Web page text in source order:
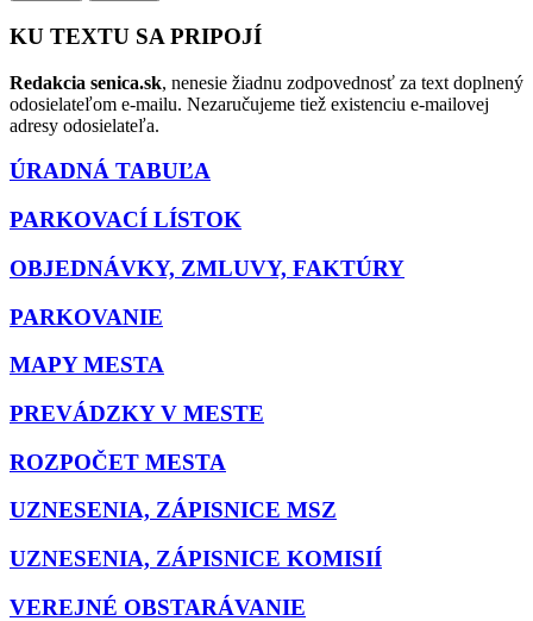
KU TEXTU SA PRIPOJÍ
Redakcia senica.sk, nenesie žiadnu zodpovednosť za text doplnený
odosielateľom e-mailu. Nezaručujeme tiež existenciu e-mailovej
adresy odosielateľa.
ÚRADNÁ TABUĽA
PARKOVACÍ LÍSTOK
OBJEDNÁVKY, ZMLUVY, FAKTÚRY
PARKOVANIE
MAPY MESTA
PREVÁDZKY V MESTE
ROZPOČET MESTA
UZNESENIA, ZÁPISNICE MSZ
UZNESENIA, ZÁPISNICE KOMISIÍ
VEREJNÉ OBSTARÁVANIE